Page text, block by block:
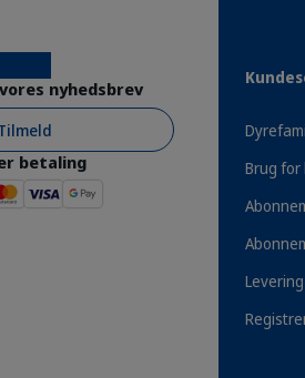
hvis den har en sensitiv mave.
en sund vægt og muskelmasse,
Brug
nyhedsbrev
betaling